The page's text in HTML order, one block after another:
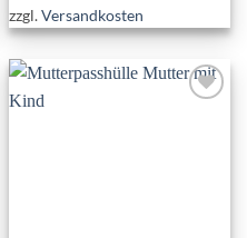
zzgl.Versandkosten